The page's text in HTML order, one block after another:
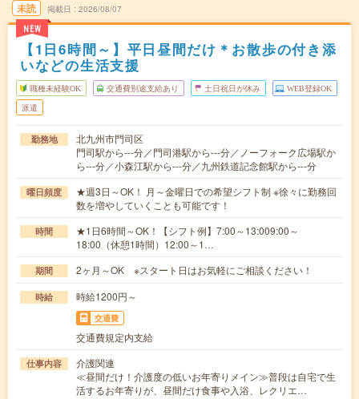
未読
NEW
掲載日 2026/08/07
【1日6時間～】平日昼間だけ＊お散歩の付き添
いなどの生活支援
職種未経験OK 交通費別途支給あり 土日祝日が休み WEB登録OK
派遣
勤務地
北九州市門司区
門司駅から---分／門司港駅から---分／ノーフォーク広場駅か
ら---分／小森江駅から---分／九州鉄道記念館駅から---分
曜日頻度
★週3日～OK！ 月～金曜日での希望シフト制 ※徐々に勤務回
数を増やしていくことも可能です！
時間
★1日6時間～OK！【シフト例】7:00～13:009:00～
18:00（休憩1時間）12:00～1…
期間 2ヶ月～OK ※スタート日はお気軽にご相談ください！
時給 時給1200円～
交通費
交通費規定内支給
仕事内容
介護関連
≪昼間だけ！介護度の低いお年寄りメイン≫普段は自宅で生
活するお年寄りが、昼間だけ食事や入浴、レクリエ…